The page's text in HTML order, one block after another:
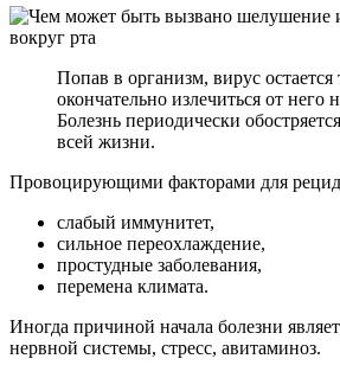
Попав в организм, вирус остается
окончательно излечиться от него
Болезнь периодически
всей жизни.
Провоцирующими факторами для
слабый иммунитет,
сильное переохлаждение,
простудные заболевания,
перемена климата.
Иногда причиной начала болезни
нервной системы, стресс, авитаминоз.